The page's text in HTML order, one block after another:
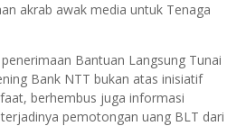
akrab awak media untuk Tenaga
Bantuan Langsung Tunai
Bank NTT bukan atas inisiatif
berhembus juga informasi
pemotongan uang BLT dari